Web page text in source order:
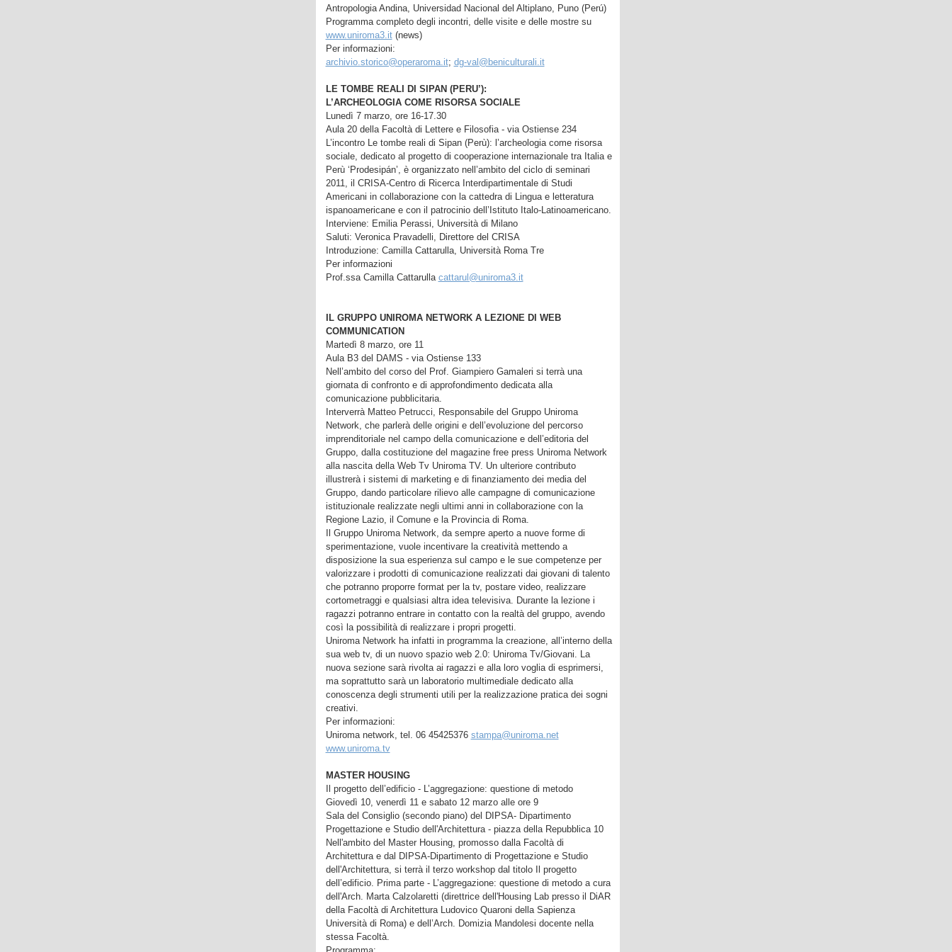
Antropologia Andina, Universidad Nacional del Altiplano, Puno (Perú)
Programma completo degli incontri, delle visite e delle mostre su
www.uniroma3.it(news)
Per informazioni:
archivio.storico@operaroma.it; dg-val@beniculturali.it
LE TOMBE REALI DI SIPAN (PERU’):
L’ARCHEOLOGIA COME RISORSA SOCIALE
Lunedì 7 marzo, ore 16-17.30
Aula 20 della Facoltà di Lettere e Filosofia - via Ostiense 234
L’incontro Le tombe reali di Sipan (Perù): l’archeologia come risorsa
sociale, dedicato al progetto di cooperazione internazionale tra Italia e
Perù ‘Prodesipán’, è organizzato nell’ambito del ciclo di seminari
2011, il CRISA-Centro di Ricerca Interdipartimentale di Studi
Americani in collaborazione con la cattedra di Lingua e letteratura
ispanoamericane e con il patrocinio dell’Istituto Italo-Latinoamericano.
Interviene: Emilia Perassi, Università di Milano
Saluti: Veronica Pravadelli, Direttore del CRISA
Introduzione: Camilla Cattarulla, Università Roma Tre
Per informazioni
Prof.ssa Camilla Cattarulla cattarul@uniroma3.it
IL GRUPPO UNIROMA NETWORK A LEZIONE DI WEB
COMMUNICATION
Martedì 8 marzo, ore 11
Aula B3 del DAMS - via Ostiense 133
Nell’ambito del corso del Prof. Giampiero Gamaleri si terrà una
giornata di confronto e di approfondimento dedicata alla
comunicazione pubblicitaria.
Interverrà Matteo Petrucci, Responsabile del Gruppo Uniroma
Network, che parlerà delle origini e dell’evoluzione del percorso
imprenditoriale nel campo della comunicazione e dell’editoria del
Gruppo, dalla costituzione del magazine free press Uniroma Network
alla nascita della Web Tv Uniroma TV. Un ulteriore contributo
illustrerà i sistemi di marketing e di finanziamento dei media del
Gruppo, dando particolare rilievo alle campagne di comunicazione
istituzionale realizzate negli ultimi anni in collaborazione con la
Regione Lazio, il Comune e la Provincia di Roma.
Il Gruppo Uniroma Network, da sempre aperto a nuove forme di
sperimentazione, vuole incentivare la creatività mettendo a
disposizione la sua esperienza sul campo e le sue competenze per
valorizzare i prodotti di comunicazione realizzati dai giovani di talento
che potranno proporre format per la tv, postare video, realizzare
cortometraggi e qualsiasi altra idea televisiva. Durante la lezione i
ragazzi potranno entrare in contatto con la realtà del gruppo, avendo
così la possibilità di realizzare i propri progetti.
Uniroma Network ha infatti in programma la creazione, all’interno della
sua web tv, di un nuovo spazio web 2.0: Uniroma Tv/Giovani. La
nuova sezione sarà rivolta ai ragazzi e alla loro voglia di esprimersi,
ma soprattutto sarà un laboratorio multimediale dedicato alla
conoscenza degli strumenti utili per la realizzazione pratica dei sogni
creativi.
Per informazioni:
Uniroma network, tel. 06 45425376 stampa@uniroma.net
www.uniroma.tv
MASTER HOUSING
Il progetto dell’edificio - L’aggregazione: questione di metodo
Giovedì 10, venerdì 11 e sabato 12 marzo alle ore 9
Sala del Consiglio (secondo piano) del DIPSA- Dipartimento
Progettazione e Studio dell'Architettura - piazza della Repubblica 10
Nell'ambito del Master Housing, promosso dalla Facoltà di
Architettura e dal DIPSA-Dipartimento di Progettazione e Studio
dell'Architettura, si terrà il terzo workshop dal titolo Il progetto
dell’edificio. Prima parte - L’aggregazione: questione di metodo a cura
dell'Arch. Marta Calzolaretti (direttrice dell'Housing Lab presso il DiAR
della Facoltà di Architettura Ludovico Quaroni della Sapienza
Università di Roma) e dell’Arch. Domizia Mandolesi docente nella
stessa Facoltà.